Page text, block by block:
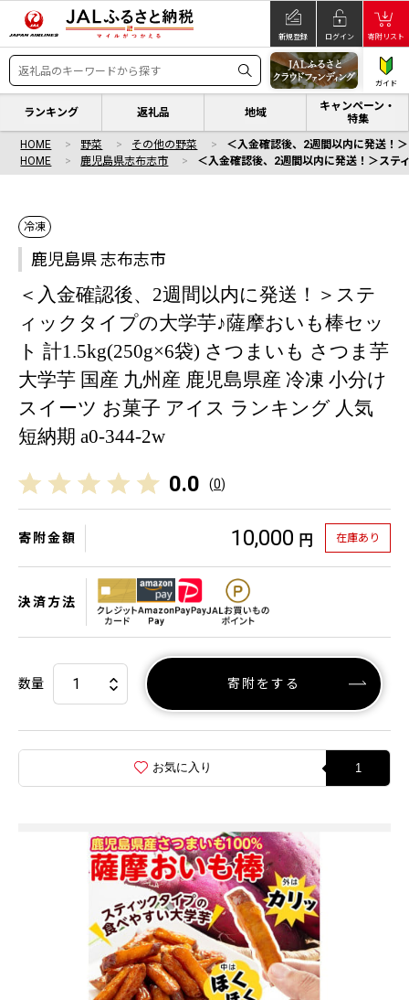
新規登録 ログイン 寄附リスト
ガイド
ランキング 返礼品 地域
キャンペーン・
特集
HOME 野菜 その他の野菜
＜入金確認後、2週間以内に発送！
HOME
鹿児島県志布志市 ＜入金確認後、2週間以内に発送！＞ス
冷凍
鹿児島県 志布志市
＜入金確認後、2週間以内に発送！＞ステ
ィックタイプの大学芋♪薩摩おいも棒セッ
ト 計1.5kg(250g×6袋) さつまいも さつま芋
大学芋 国産 九州産 鹿児島県産 冷凍 小分け
スイーツ お菓子 アイス ランキング 人気
短納期 a0-344-2w
0.0 (0)
寄附金額 10,000 円 在庫あり
決済方法
数量 寄附をする
お気に入り 1